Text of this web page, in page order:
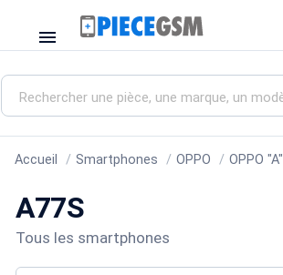
menu
Accueil Smartphones OPPO OPPO "A"
A77S
Tous les smartphones